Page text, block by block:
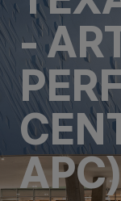
-
APC)